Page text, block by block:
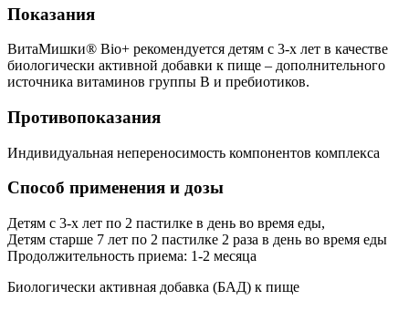
Показания
ВитаМишки® Bio+ рекомендуется детям с 3-х лет в качестве
биологически активной добавки к пище – дополнительного
источника витаминов группы В и пребиотиков.
Противопоказания
Индивидуальная непереносимость компонентов комплекса
Способ применения и дозы
Детям с 3-х лет по 2 пастилке в день во время еды,
Детям старше 7 лет по 2 пастилке 2 раза в день во время еды
Продолжительность приема: 1-2 месяца
Биологически активная добавка (БАД) к пище